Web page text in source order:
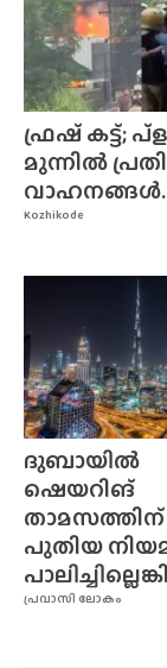
Kozhikode
ഫ്രഷ് കട്ട്;
മുന്നിൽ
പ്രവാസി ലോകം
ദുബായിൽ
ഷെയറിങ്
താമസത്തിന്
പുതിയ